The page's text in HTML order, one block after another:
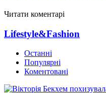
Читати коментарі
Lifestyle&Fashion
Останні
Популярні
Коментовані